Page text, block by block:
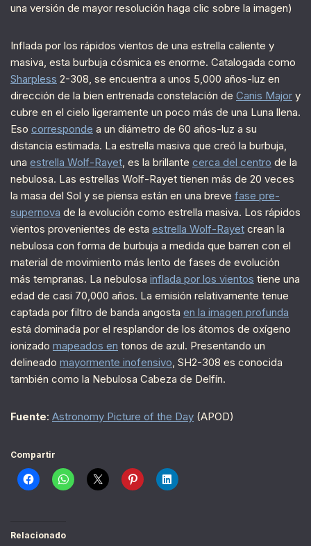
una versión de mayor resolución haga clic sobre la imagen)
Inflada por los rápidos vientos de una estrella caliente y
masiva, esta burbuja cósmica es enorme. Catalogada como
Sharpless 2-308, se encuentra a unos 5,000 años-luz en
dirección de la bien entrenada constelación de Canis Major y
cubre en el cielo ligeramente un poco más de una Luna llena.
Eso corresponde a un diámetro de 60 años-luz a su
distancia estimada. La estrella masiva que creó la burbuja,
una estrella Wolf-Rayet , es la brillante cerca del centro de la
nebulosa. Las estrellas Wolf-Rayet tienen más de 20 veces
la masa del Sol y se piensa están en una breve fase pre-
supernova de la evolución como estrella masiva. Los rápidos
vientos provenientes de esta estrella Wolf-Rayet crean la
nebulosa con forma de burbuja a medida que barren con el
material de movimiento más lento de fases de evolución
más tempranas. La nebulosa inflada por los vientos tiene una
edad de casi 70,000 años. La emisión relativamente tenue
captada por filtro de banda angosta en la imagen profunda
está dominada por el resplandor de los átomos de oxígeno
ionizado mapeados en tonos de azul. Presentando un
delineado mayormente inofensivo , SH2-308 es conocida
también como la Nebulosa Cabeza de Delfín.
Fuente: Astronomy Picture of the Day (APOD)
Compartir
Relacionado